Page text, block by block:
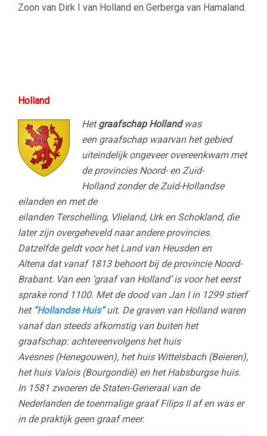
Zoon van Dirk I van Holland en Gerberga van Hamaland.
Holland
Hetgraafschap Hollandwas
een graafschap waarvan het gebied
uiteindelijk ongeveer overeenkwam met
de provincies Noord- en Zuid-
Holland zonder de Zuid-Hollandse
eilanden en met de
eilanden Terschelling, Vlieland, Urk en Schokland, die
later zijn overgeheveld naar andere provincies.
Datzelfde geldt voor het Land van Heusden en
Altena dat vanaf 1813 behoort bij de provincie Noord-
Brabant. Van een ‘graaf van Holland’ is voor het eerst
sprake rond 1100. Met de dood van Jan I in 1299 stierf
het “Hollandse Huis” uit. De graven van Holland waren
vanaf dan steeds afkomstig van buiten het
graafschap: achtereenvolgens het huis
Avesnes (Henegouwen), het huis Wittelsbach (Beieren),
het huis Valois (Bourgondië) en het Habsburgse huis.
In 1581 zwoeren de Staten-Generaal van de
Nederlanden de toenmalige graaf Filips II af en was er
in de praktijk geen graaf meer.